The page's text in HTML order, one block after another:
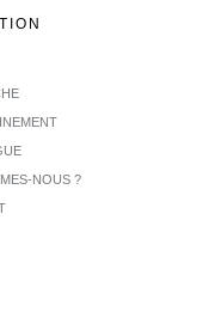
NOUS ?